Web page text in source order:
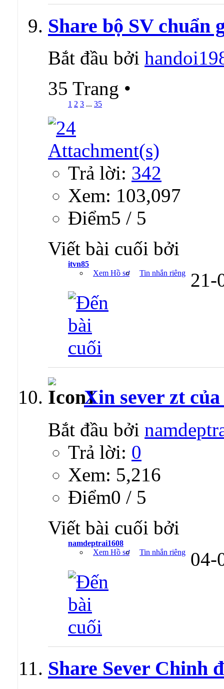
Share bộ SV chuẩn
Bắt đầu bởi
35 Trang •
1 2 3 ... 35
Trả lời: 342
Xem: 103,097
Ðiểm5 / 5
Viết bài cuối bởi
itvn85
Xem Hồ sơ
Tin nhắn riêng 21-
Xin sever zt
Bắt đầu bởi
Trả lời: 0
Xem: 5,216
Ðiểm0 / 5
Viết bài cuối bởi
namdeptrai1608
Xem Hồ sơ
Tin nhắn riêng 04-
Share Sever Chinh